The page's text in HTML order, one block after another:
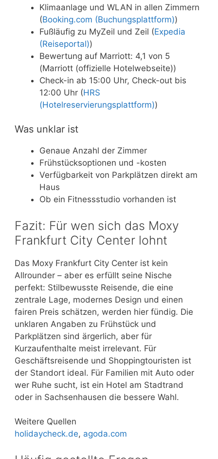
Klimaanlage und WLAN in allen Zimmern
(Booking.com (Buchungsplattform))
Fußläufig zu MyZeil und Zeil (Expedia
(Reiseportal))
Bewertung auf Marriott: 4,1 von 5
(Marriott (offizielle Hotelwebseite))
Check-in ab 15:00 Uhr, Check-out bis
12:00 Uhr (HRS
(Hotelreservierungsplattform))
Was unklar ist
Genaue Anzahl der Zimmer
Frühstücksoptionen und -kosten
Verfügbarkeit von Parkplätzen direkt am
Haus
Ob ein Fitnessstudio vorhanden ist
Fazit: Für wen sich das Moxy
Frankfurt City Center lohnt
Das Moxy Frankfurt City Center ist kein
Allrounder – aber es erfüllt seine Nische
perfekt: Stilbewusste Reisende, die eine
zentrale Lage, modernes Design und einen
fairen Preis schätzen, werden hier fündig. Die
unklaren Angaben zu Frühstück und
Parkplätzen sind ärgerlich, aber für
Kurzaufenthalte meist irrelevant. Für
Geschäftsreisende und Shoppingtouristen ist
der Standort ideal. Für Familien mit Auto oder
wer Ruhe sucht, ist ein Hotel am Stadtrand
oder in Sachsenhausen die bessere Wahl.
Weitere Quellen
holidaycheck.de, agoda.com